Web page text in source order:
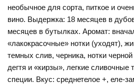
необычное для сорта, питкое и
вино. Выдержка: 18 месяцев в
месяцев в бутылках. Аромат:
«лакокрасочные» нотки (уходят),
темных слив, черника, нотки
дегтя и «кирзы», легкие сливочные
специи. Вкус: среднетелое +, еле-